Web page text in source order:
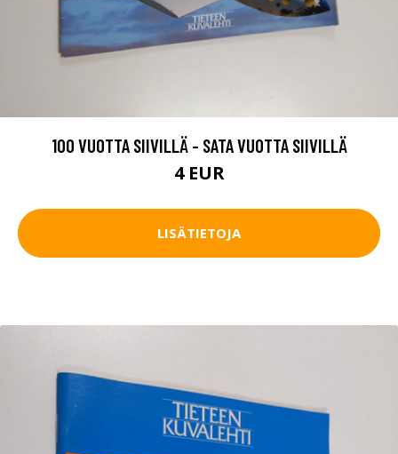
100 VUOTTA SIIVILLÄ - SATA VUOTTA SIIVILLÄ
4 EUR
LISÄTIETOJA